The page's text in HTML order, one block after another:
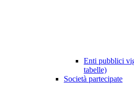
Enti pubblici
tabelle)
Società partecipate